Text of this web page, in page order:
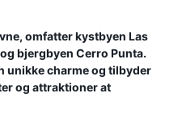
omfatter kystbyen Las
bjergbyen Cerro Punta.
unikke charme og tilbyder
og attraktioner at